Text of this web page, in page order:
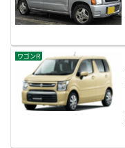
ワゴンR